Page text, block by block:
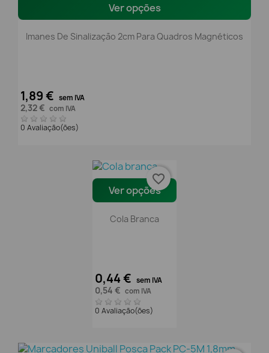
Ver opções
Imanes De Sinalização 2cm Para Quadros Magnéticos
1,89 € sem IVA
2,32 € com IVA
0 Avaliação(ões)
Ver opções
Cola Branca
0,44 € sem IVA
0,54 € com IVA
0 Avaliação(ões)
favorite_border